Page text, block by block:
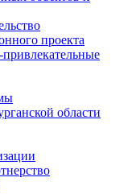
проекта
области